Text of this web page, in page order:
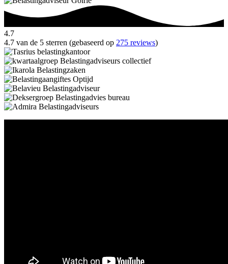
4.7
4.7 van de 5 sterren (gebaseerd op 275 reviews)